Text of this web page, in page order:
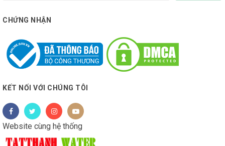
CHỨNG NHẬN
KẾT NỐI VỚI CHÚNG TÔI
Website cùng hệ thống